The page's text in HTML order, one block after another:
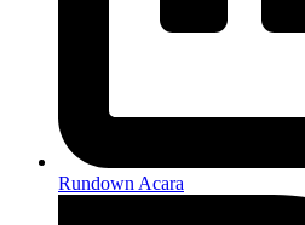
Rundown Acara